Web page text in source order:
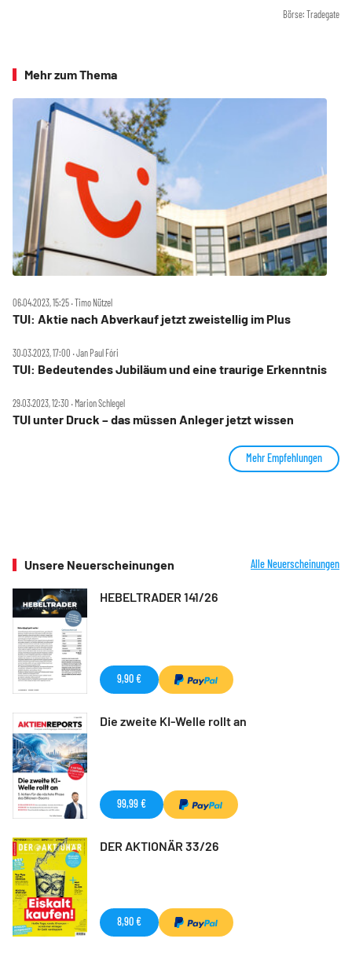
Börse: Tradegate
Mehr zum Thema
06.04.2023, 15:25 ‧ Timo Nützel
TUI: Aktie nach Abverkauf jetzt zweistellig im Plus
30.03.2023, 17:00 ‧ Jan Paul Fóri
TUI: Bedeutendes Jubiläum und eine traurige Erkenntnis
29.03.2023, 12:30 ‧ Marion Schlegel
TUI unter Druck – das müssen Anleger jetzt wissen
Mehr Empfehlungen
Unsere Neuerscheinungen Alle Neuerscheinungen
HEBELTRADER 141/26
9,90 €
Die zweite KI-Welle rollt an
99,99 €
DER AKTIONÄR 33/26
8,90 €